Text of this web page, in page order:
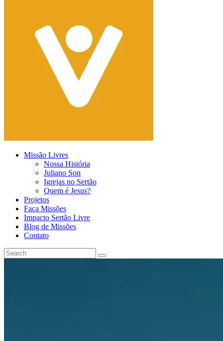
Missão Livres
Nossa História
Juliano Son
Igrejas no Sertão
Quem é Jesus?
Projetos
Faça Missões
Impacto Sertão Livre
Blog de Missões
Contato